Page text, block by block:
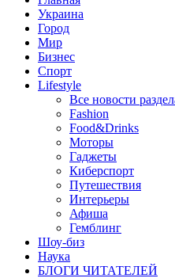
Украина
Город
Мир
Бизнес
Спорт
Lifestyle
Все новости
Fashion
Food&Drinks
Моторы
Гаджеты
Киберспорт
Путешествия
Интерьеры
Афиша
Гемблинг
Шоу-биз
Наука
БЛОГИ ЧИТАТЕЛЕЙ